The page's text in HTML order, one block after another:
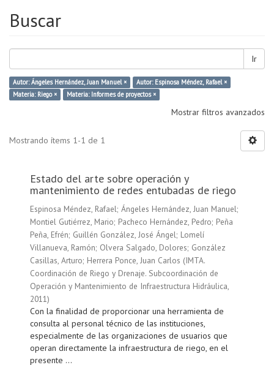
Buscar
Ir
Autor: Ángeles Hernández, Juan Manuel ×
Autor: Espinosa Méndez, Rafael ×
Materia: Riego ×
Materia: Informes de proyectos ×
Mostrar filtros avanzados
Mostrando ítems 1-1 de 1
Estado del arte sobre operación y
mantenimiento de redes entubadas de riego
Espinosa Méndez, Rafael; Ángeles Hernández, Juan Manuel;
Montiel Gutiérrez, Mario; Pacheco Hernández, Pedro; Peña
Peña, Efrén; Guillén González, José Ángel; Lomelí
Villanueva, Ramón; Olvera Salgado, Dolores; González
Casillas, Arturo; Herrera Ponce, Juan Carlos (IMTA.
Coordinación de Riego y Drenaje. Subcoordinación de
Operación y Mantenimiento de Infraestructura Hidráulica,
2011)
Con la finalidad de proporcionar una herramienta de
consulta al personal técnico de las instituciones,
especialmente de las organizaciones de usuarios que
operan directamente la infraestructura de riego, en el
presente ...